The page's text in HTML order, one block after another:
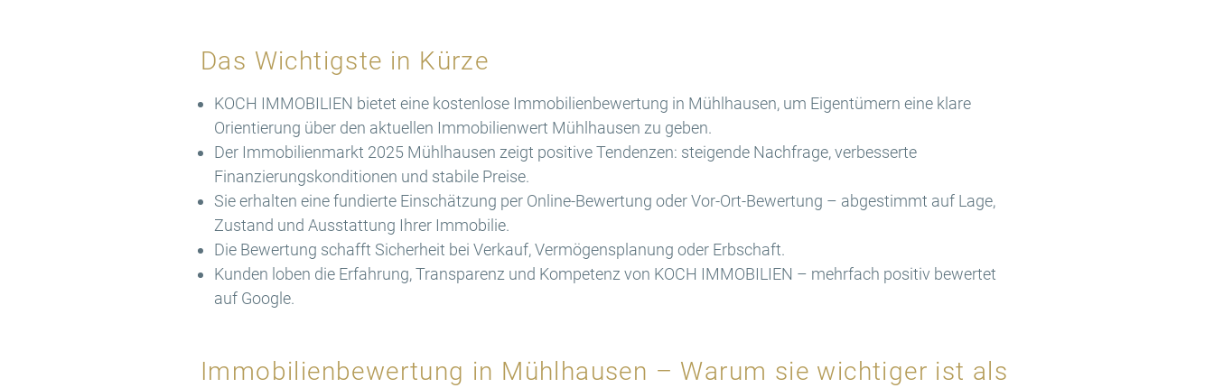
Das Wichtigste in Kürze
KOCH IMMOBILIEN bietet eine kostenlose Immobilienbewertung in Mühlhausen, um Eigentümern eine klare
Orientierung über den aktuellen Immobilienwert Mühlhausen zu geben.
Der Immobilienmarkt 2025 Mühlhausen zeigt positive Tendenzen: steigende Nachfrage, verbesserte
Finanzierungskonditionen und stabile Preise.
Sie erhalten eine fundierte Einschätzung per Online-Bewertung oder Vor-Ort-Bewertung – abgestimmt auf Lage,
Zustand und Ausstattung Ihrer Immobilie.
Die Bewertung schafft Sicherheit bei Verkauf, Vermögensplanung oder Erbschaft.
Kunden loben die Erfahrung, Transparenz und Kompetenz von KOCH IMMOBILIEN – mehrfach positiv bewertet
auf Google.
Immobilienbewertung in Mühlhausen – Warum sie wichtiger ist als